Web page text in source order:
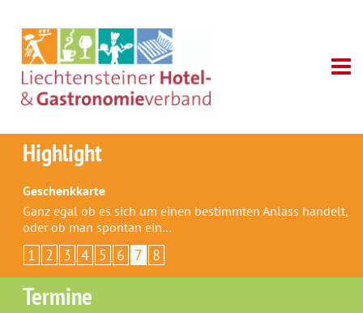
Highlight
Geschenkkarte
Ganz egal ob es sich um einen bestimmten Anlass handelt,
oder ob man spontan ein…
1 2 3 4 5 6 7 8
Termine